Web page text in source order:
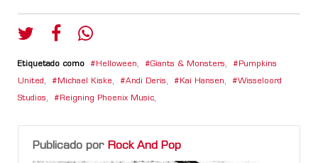
Etiquetado como Helloween, Giants & Monsters, Pumpkins
United , Michael Kiske, Andi Deris, Kai Hansen, Wisseloord
Studios, Reigning Phoenix Music,
Publicado por Rock And Pop